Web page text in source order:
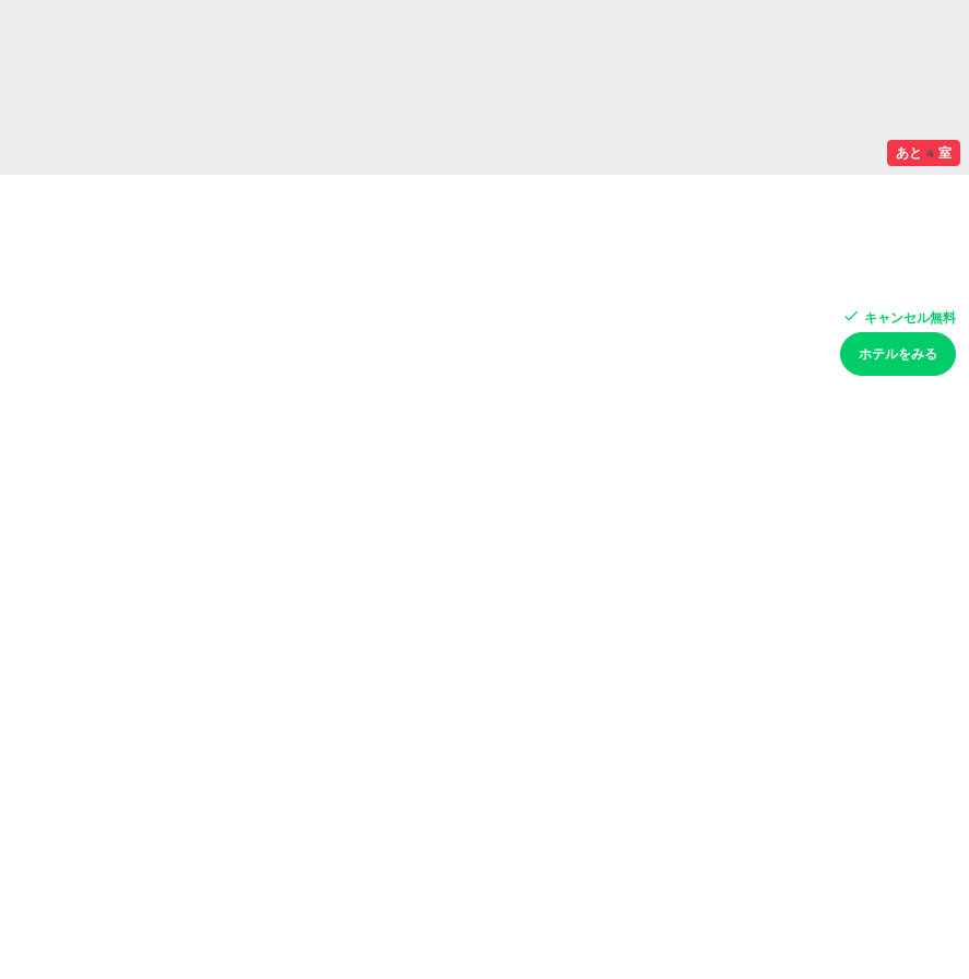
あと4室
キャンセル無料
ホテルをみる